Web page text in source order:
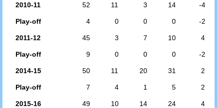
2010-11 52 11 3 14 -4
Play-off 4 0 0 0 -2
2011-12 45 3 7 10 4
Play-off 9 0 0 0 -2
2014-15 50 11 20 31 2
Play-off 7 4 1 5 2
2015-16 49 10 14 24 4